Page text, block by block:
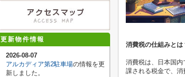
消費税の仕組みとは
消費税は、日本国
課される税金で、消
更新物件情報
2026-08-07
アルカディア第2駐車場の情報を更
新しました。